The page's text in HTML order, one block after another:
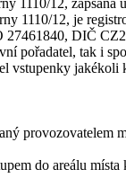
1110/12,
1110/12, je
27461840, DIČ
pořadatel, tak i
provozovatelem
do areálu